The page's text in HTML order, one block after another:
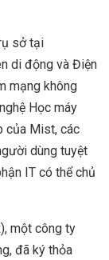
sở tại
di động và Điện
mạng không
Học máy
của Mist, các
dùng tuyệt
IT có thể chủ
một công ty
đã ký thỏa